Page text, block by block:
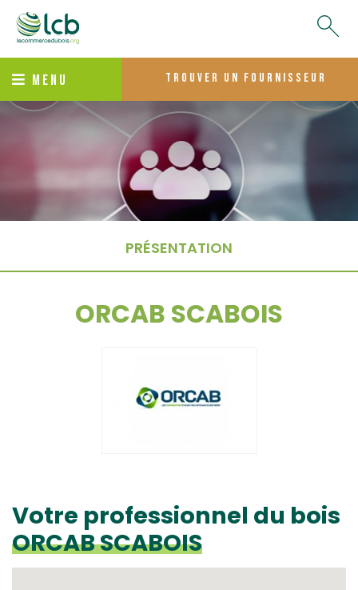
MENU trouver un fournisseur
PRÉSENTATION
ORCAB SCABOIS
Votre professionnel du bois
ORCAB SCABOIS